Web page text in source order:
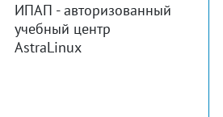
ИПАП - авторизованный
учебный центр
AstraLinux